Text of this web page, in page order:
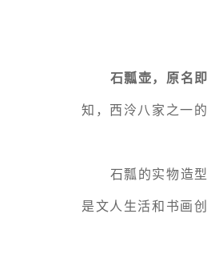
石瓢壶，原名即
知，西泠八家之一的
石瓢的实物造
是文人生活和书画